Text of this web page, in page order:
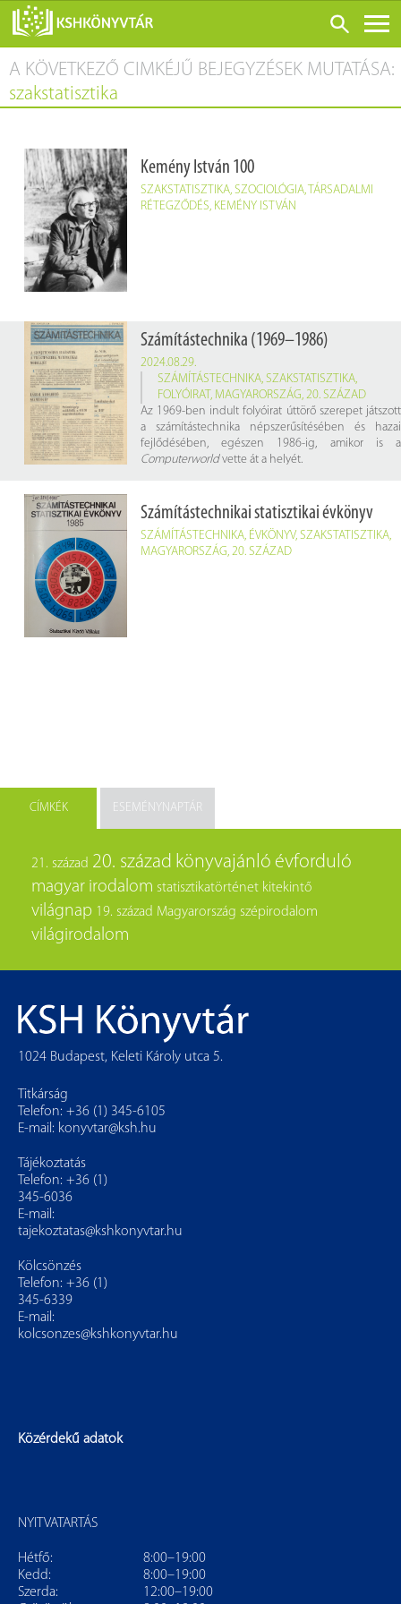
ONLINE KATALÓGUS
RÓLUNK
SZOLGÁLTATÁSOK
KONFERENCIÁK
ADATBÁZISOK
BLOG
A KÖVETKEZŐ CIMKÉJŰ BEJEGYZÉSEK MUTATÁSA:
szakstatisztika
Kemény István 100
SZAKSTATISZTIKA, SZOCIOLÓGIA, TÁRSADALMI
RÉTEGZŐDÉS, KEMÉNY ISTVÁN
Számítástechnika (1969–1986)
2024.08.29.
SZÁMÍTÁSTECHNIKA, SZAKSTATISZTIKA,
FOLYÓIRAT , MAGYARORSZÁG, 20. SZÁZAD
Az 1969-ben indult folyóirat úttörő szerepet játszott
a számítástechnika népszerűsítésében és hazai
fejlődésében, egészen 1986-ig, amikor is a
Computerworldvette át a helyét.
nyújtson az akkoriban gyorsan fejlődő
számítástechnika területéről, különös tekintettel a
műszaki és programozási kérdésekre, valamint az
alkalmazások sokféleségére. A lap nemcsak
Számítástechnikai statisztikai évkönyv
SZÁMÍTÁSTECHNIKA, ÉVKÖNYV, SZAKSTATISZTIKA,
MAGYARORSZÁG, 20. SZÁZAD
CÍMKÉK ESEMÉNYNAPTÁR
21. század 20. század könyvajánló évforduló
magyar irodalom statisztikatörténet kitekintő
világnap 19. század Magyarország szépirodalom
világirodalom
1024 Budapest, Keleti Károly utca 5.
Titkárság
Telefon: +36 (1) 345-6105
E-mail: konyvtar@ksh.hu
Tájékoztatás
Telefon: +36 (1)
345-6036
E-mail:
tajekoztatas@kshkonyvtar.hu
Kölcsönzés
Telefon: +36 (1)
345-6339
E-mail:
kolcsonzes@kshkonyvtar.hu
Közérdekű adatok
NYITVATARTÁS
Hétfő:
8:00–19:00
Kedd:
8:00–19:00
Szerda:
12:00–19:00